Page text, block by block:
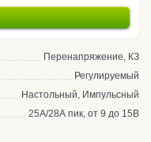
Перенапряжение, КЗ
Регулируемый
Настольный, Импульсный
25А/28А пик, от 9 до 15В